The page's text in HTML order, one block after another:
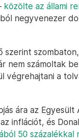
közölte az állami
negyvenezer
szerint
nem számoltak
végrehajtani a
ára az Egyesült
inflációt, és
50 százalékkal